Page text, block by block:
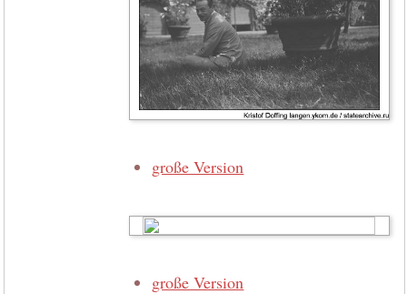
große Version
große Version